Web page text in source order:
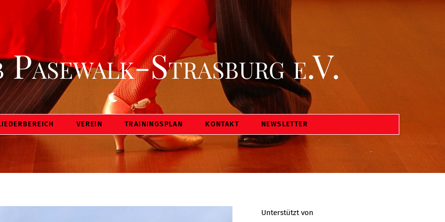
Strasburg e.V.
Dark
mode
VEREIN TRAININGSPLAN KONTAKT NEWSLETTER
Unterstützt von
Back
To
Top